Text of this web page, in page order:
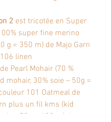
2 est tricotée en Super
super fine merino
g = 350 m) de Majo Garn
linen
Pearl Mohair (70 %
mohair, 30% soie – 50g =
101 Oatmeal de
plus un fil kms (kid
- 50g = 420 m) de